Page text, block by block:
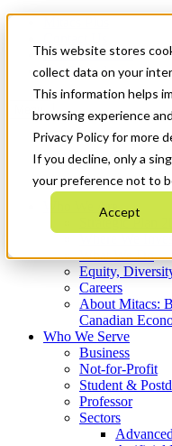
This website stores
collect data on your
This information helps
browsing experience
Privacy Policy for more
If you decline, only a
your preference not to
Accept
News & Events
Get Started
Menu
Who We Are
Strategic Plan
What We Do
Equity,
Careers
About Mitacs:
Canadian
Who We Serve
Business
Not-for-Profit
Student &
Professor
Sectors